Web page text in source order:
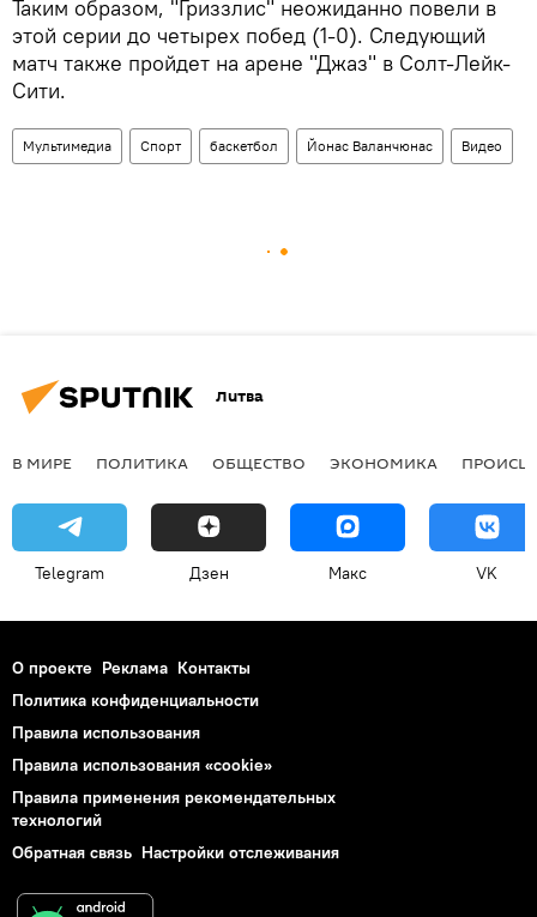
Таким образом, "Гриззлис" неожиданно повели в
этой серии до четырех побед (1-0). Следующий
матч также пройдет на арене "Джаз" в Солт-Лейк-
Сити.
Мультимедиа Спорт баскетбол Йонас Валанчюнас Видео
Литва
В МИРЕ ПОЛИТИКА ОБЩЕСТВО ЭКОНОМИКА
Telegram Дзен Макс VK
О проекте Реклама Контакты
Политика конфиденциальности
Правила использования
Правила использования «cookie»
Правила применения рекомендательных
технологий
Обратная связь Настройки отслеживания